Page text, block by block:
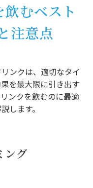
むベスト
注意点
ンクは、適切なタイ
を最大限に引き出す
ンクを飲むのに最適
します。
ング